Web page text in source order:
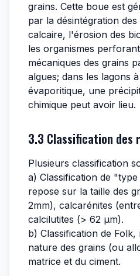
grains. Cette boue est
par la désintégration
calcaire, l'érosion des
les organismes
mécaniques des grains
algues; dans les lagons
évaporitique, une
chimique peut avoir lieu.
3.3 Classification des
Plusieurs classification
a) Classification de
repose sur la taille des
2mm), calcarénites
calcilutites (> 62 µm).
b) Classification de
nature des grains (ou
matrice et du ciment.